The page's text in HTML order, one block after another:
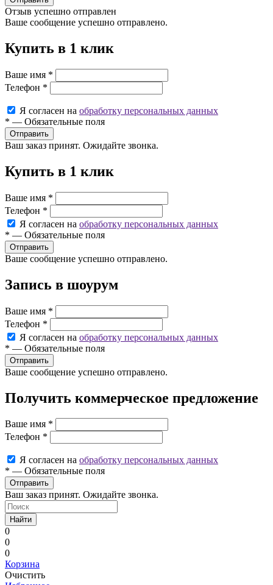
Отзыв успешно отправлен
Ваше сообщение успешно отправлено.
Купить в 1 клик
Ваше имя *
Телефон *
Я согласен на обработку персональных данных
* — Обязательные поля
Ваш заказ принят. Ожидайте звонка.
Купить в 1 клик
Ваше имя *
Телефон *
Я согласен на обработку персональных данных
* — Обязательные поля
Ваше сообщение успешно отправлено.
Запись в шоурум
Ваше имя *
Телефон *
Я согласен на обработку персональных данных
* — Обязательные поля
Ваше сообщение успешно отправлено.
Получить коммерческое предложение
Ваше имя *
Телефон *
Я согласен на обработку персональных данных
* — Обязательные поля
Ваш заказ принят. Ожидайте звонка.
Найти
0
0
0
Корзина
Очистить